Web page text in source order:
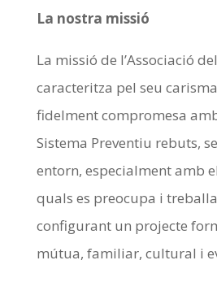
La nostra missió
La missió de l’Associació
caracteritza pel seu
fidelment compromesa
Sistema Preventiu rebuts,
entorn, especialment amb
quals es preocupa i
configurant un projecte
mútua, familiar, cultural i